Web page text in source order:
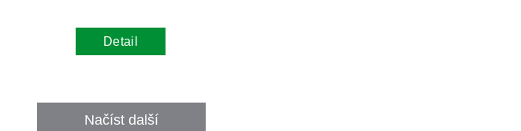
Detail
Načíst další